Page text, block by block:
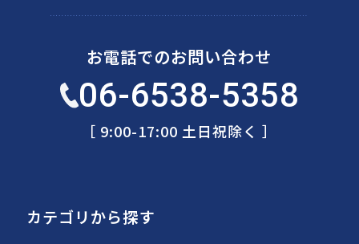
お電話でのお問い合わせ
06-6538-5358
［ 9:00-17:00 土日祝除く ］
カテゴリから探す